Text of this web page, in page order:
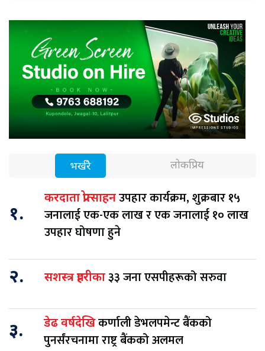
भर्खरै लोकप्रिय
१.
करदाता प्रोत्साहनउपहार कार्यक्रम, शुक्रबार १५
जनालाई एक-एक लाख र एक जनालाई १० लाख
उपहार घोषणा हुने
२. सशस्त्र प्रहरीका३३ जना एसपीहरूको सरुवा
३. डेढ वर्षदेखिकर्णाली डेभलपमेन्ट बैंकको
पुनर्संरचनामा राष्ट्र बैंकको अलमल